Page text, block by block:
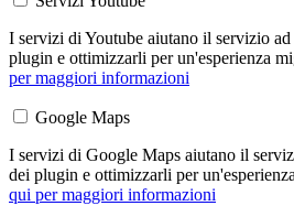
I servizi di Youtube aiutano il servizio
plugin e ottimizzarli per un'esperienza
per maggiori informazioni
Google Maps
I servizi di Google Maps aiutano il
dei plugin e ottimizzarli per
qui per maggiori informazioni